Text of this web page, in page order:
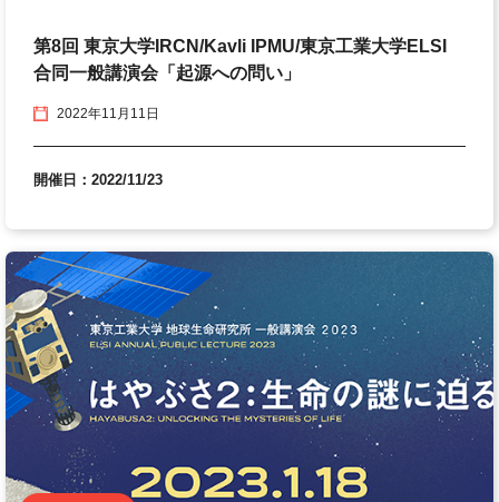
第8回 東京大学IRCN/Kavli IPMU/東京工業大学ELSI
合同一般講演会「起源への問い」
2022年11月11日
開催日：2022/11/23